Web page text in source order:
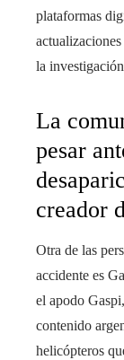
plataformas
la
La
pesar
creador
Otra de las
accidente es
el apodo
contenido
helicópteros